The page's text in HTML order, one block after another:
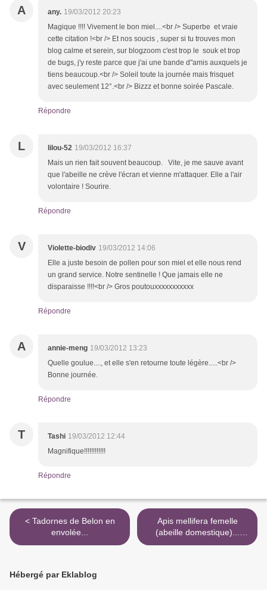
A any. 19/03/2012 20:23
Magique !!!! Vivement le bon miel....<br /> Superbe et vraie
cette citation !<br /> Et nos soucis , super si tu trouves mon
blog calme et serein, sur blogzoom c'est trop le souk et trop
de bugs, j'y reste parce que j'ai une bande d"amis auxquels je
tiens beaucoup.<br /> Soleil toute la journée mais frisquet
avec seulement 12°.<br /> Bizzz et bonne soirée Pascale.
Répondre
L lilou-52 19/03/2012 16:37
Mais un rien fait souvent beaucoup. Vite, je me sauve avant
que l'abeille ne crève l'écran et vienne m'attaquer. Elle a l'air
volontaire ! Sourire.
Répondre
V Violette-biodiv 19/03/2012 14:06
Elle a juste besoin de pollen pour son miel et elle nous rend
un grand service. Notre sentinelle ! Que jamais elle ne
disparaisse !!!!<br /> Gros poutouxxxxxxxxxxx
Répondre
A annie-meng 19/03/2012 13:23
Quelle goulue...., et elle s'en retourne toute légère.....<br />
Bonne journée.
Répondre
T Tashi 19/03/2012 12:44
Magnifique!!!!!!!!!!!!
Répondre
< Tadornes de Belon en
envolée...
Apis mellifera femelle
(abeille domestique)...
après séance de
Hébergé par Eklablog